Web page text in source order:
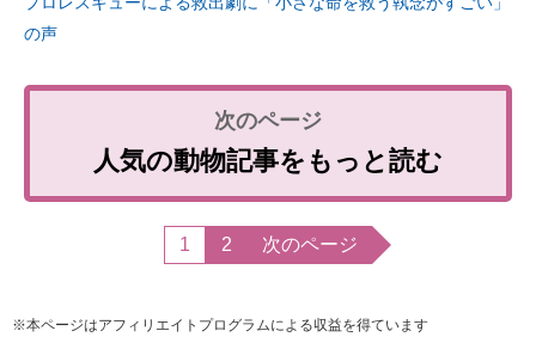
の声
人気の動物記事をもっと読む
1 2 次のページ
※本ページはアフィリエイトプログラムによる収益を得ています